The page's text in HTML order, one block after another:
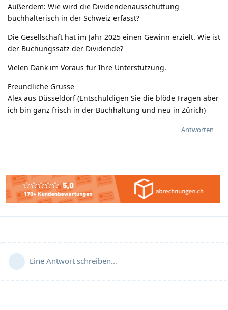
Außerdem: Wie wird die Dividendenausschüttung
buchhalterisch in der Schweiz erfasst?
Die Gesellschaft hat im Jahr 2025 einen Gewinn erzielt. Wie ist
der Buchungssatz der Dividende?
Vielen Dank im Voraus für Ihre Unterstützung.
Freundliche Grüsse
Alex aus Düsseldorf (Entschuldigen Sie die blöde Fragen aber
ich bin ganz frisch in der Buchhaltung und neu in Zürich)
Antworten
Eine Antwort schreiben…